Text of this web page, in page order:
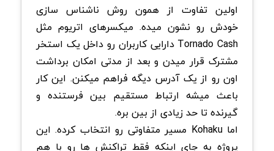
اولین تفاوت از همون روش ناشناس سازی
خودش رو نشون میده. میکسرهای اتریوم مثل
Tornado Cash دارایی کاربران رو داخل یک استخر
مشترک قرار میدن و بعد از مدتی امکان برداشت
اون رو از یک آدرس دیگه فراهم میکنن. این کار
باعث میشه ارتباط مستقیم بین فرستنده و
گیرنده تا حد زیادی از بین بره.
اما Kohaku مسیر متفاوتی رو انتخاب کرده. این
پروژه به جای اینکه فقط تراکنش ها رو با هم